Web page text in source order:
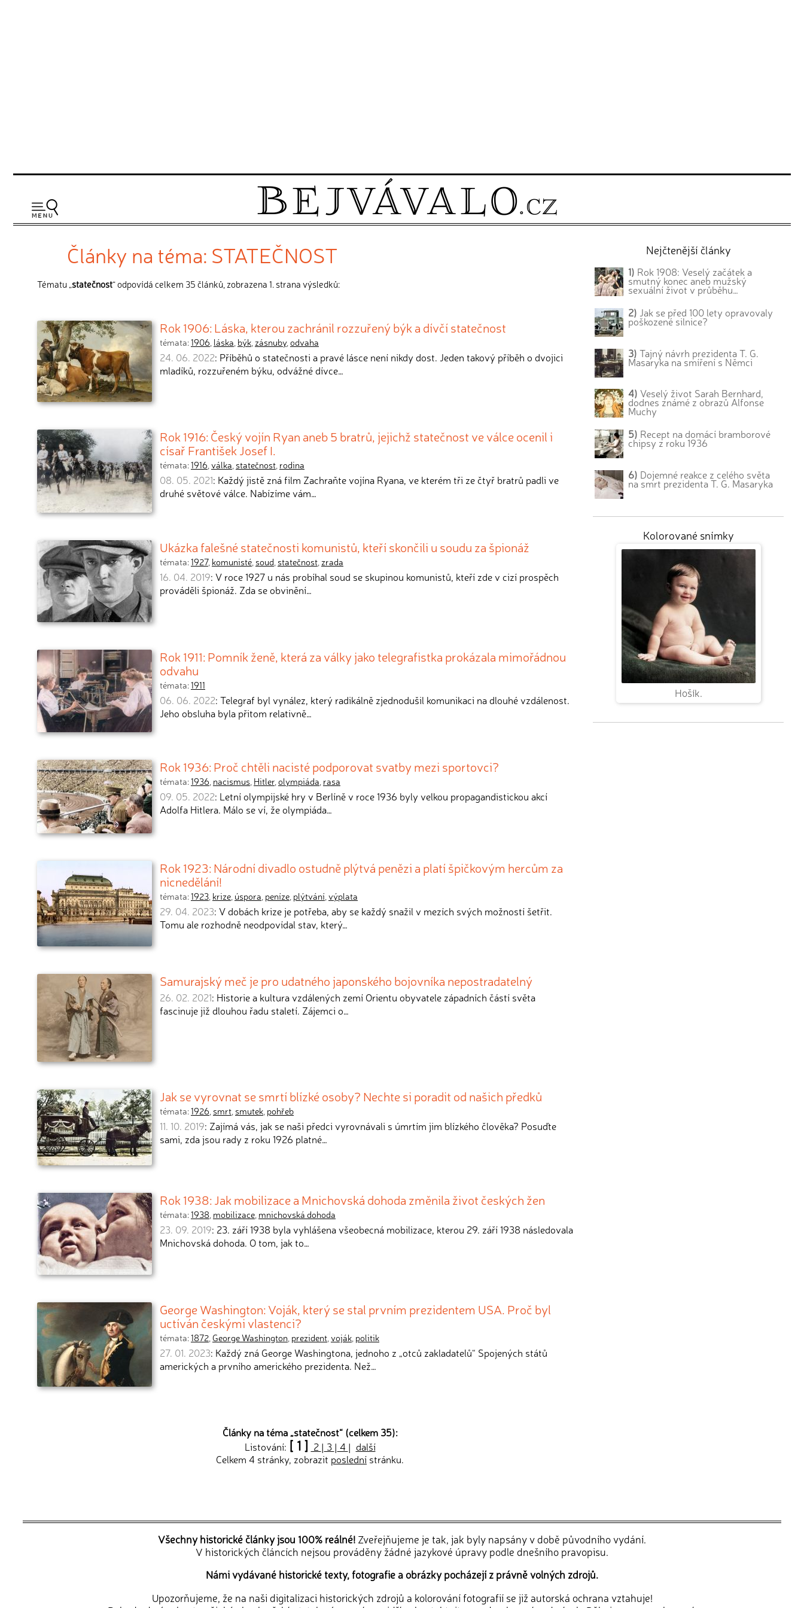
Články na téma: STATEČNOST
Tématu „statečnost“ odpovídá celkem 35 článků, zobrazena 1. strana výsledků:
Rok 1906: Láska, kterou zachránil rozzuřený býk a dívčí statečnost
témata:1906, láska, býk, zásnuby,odvaha
24. 06. 2022: Příběhů o statečnosti a pravé lásce není nikdy dost. Jeden takový příběh o dvojici
mladíků, rozzuřeném býku, odvážné dívce…
Rok 1916: Český vojín Ryan aneb 5 bratrů, jejichž statečnost ve válce ocenil i
císař František Josef I.
témata:1916,válka, statečnost, rodina
08. 05. 2021: Každý jistě zná film Zachraňte vojína Ryana, ve kterém tři ze čtyř bratrů padli ve
druhé světové válce. Nabízíme vám…
Ukázka falešné statečnosti komunistů, kteří skončili u soudu za špionáž
témata:1927, komunisté, soud, statečnost, zrada
16. 04. 2019: V roce 1927 u nás probíhal soud se skupinou komunistů, kteří zde v cizí prospěch
prováděli špionáž. Zda se obvinění…
Rok 1911: Pomník ženě, která za války jako telegrafistka prokázala mimořádnou
odvahu
témata:1911
06. 06. 2022: Telegraf byl vynález, který radikálně zjednodušil komunikaci na dlouhé vzdálenost.
Jeho obsluha byla přitom relativně…
Rok 1936: Proč chtěli nacisté podporovat svatby mezi sportovci?
témata:1936, nacismus, Hitler,olympiáda, rasa
09. 05. 2022: Letní olympijské hry v Berlíně v roce 1936 byly velkou propagandistickou akcí
Adolfa Hitlera. Málo se ví, že olympiáda…
Rok 1923: Národní divadlo ostudně plýtvá penězi a platí špičkovým hercům za
nicnedělání!
témata:1923, krize, úspora, peníze, plýtvání,výplata
29. 04. 2023: V dobách krize je potřeba, aby se každý snažil v mezích svých možností šetřit.
Tomu ale rozhodně neodpovídal stav, který…
Samurajský meč je pro udatného japonského bojovníka nepostradatelný
26. 02. 2021: Historie a kultura vzdálených zemí Orientu obyvatele západních částí světa
fascinuje již dlouhou řadu staletí. Zájemci o…
Jak se vyrovnat se smrtí blízké osoby? Nechte si poradit od našich předků
témata:1926, smrt, smutek, pohřeb
11. 10. 2019: Zajímá vás, jak se naši předci vyrovnávali s úmrtím jim blízkého člověka? Posuďte
sami, zda jsou rady z roku 1926 platné…
Rok 1938: Jak mobilizace a Mnichovská dohoda změnila život českých žen
témata:1938, mobilizace, mnichovská dohoda
23. 09. 2019: 23. září 1938 byla vyhlášena všeobecná mobilizace, kterou 29. září 1938 následovala
Mnichovská dohoda. O tom, jak to…
George Washington: Voják, který se stal prvním prezidentem USA. Proč byl
uctíván českými vlastenci?
témata:1872,George Washington, prezident,voják, politik
27. 01. 2023: Každý zná George Washingtona, jednoho z „otců zakladatelů“ Spojených států
amerických a prvního amerického prezidenta. Než…
Články na téma „statečnost“ (celkem 35):
Listování: [ 1 ] 2 | 3 | 4 | další
Celkem 4 stránky, zobrazit poslední stránku.
Nejčtenější články
1) Rok 1908: Veselý začátek a
smutný konec aneb mužský
sexuální život v průběhu…
2) Jak se před 100 lety opravovaly
poškozené silnice?
3) Tajný návrh prezidenta T. G.
Masaryka na smíření s Němci
4) Veselý život Sarah Bernhard,
dodnes známé z obrazů Alfonse
Muchy
5) Recept na domácí bramborové
chipsy z roku 1936
6) Dojemné reakce z celého světa
na smrt prezidenta T. G. Masaryka
Kolorované snímky
Hošík.
Všechny historické články jsou 100% reálné! Zveřejňujeme je tak, jak byly napsány v době původního vydání.
V historických článcích nejsou prováděny žádné jazykové úpravy podle dnešního pravopisu.
Námi vydávané historické texty, fotografie a obrázky pocházejí z právně volných zdrojů.
Upozorňujeme, že na naši digitalizaci historických zdrojů a kolorování fotografií se již autorská ochrana vztahuje!